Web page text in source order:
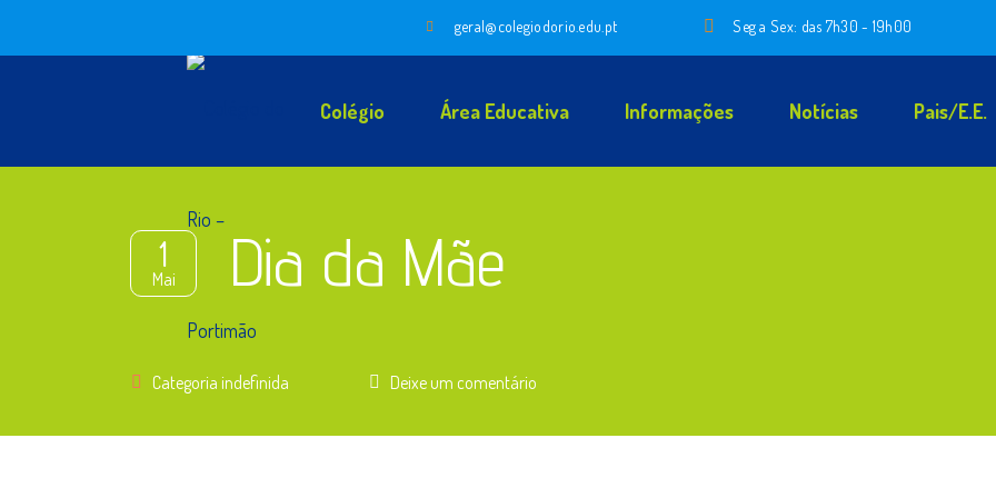
geral@colegiodorio.edu.pt Seg a Sex: das 7h30 - 19h00
Colégio Área Educativa Informações Notícias Pais/E.E.
1
Mai Dia da Mãe
Categoria indefinida Deixe um comentário